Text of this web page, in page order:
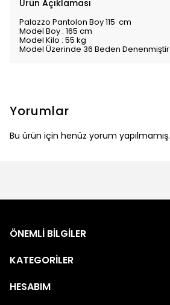
Ürün Açıklaması
Palazzo Pantolon Boy 115 cm
Model Boy : 165 cm
Model Kilo : 55 kg
Model Üzerinde 36 Beden Denenmiştir
Yorumlar
Bu ürün için henüz yorum yapılmamış.
ÖNEMLİ BİLGİLER
KATEGORİLER
HESABIM